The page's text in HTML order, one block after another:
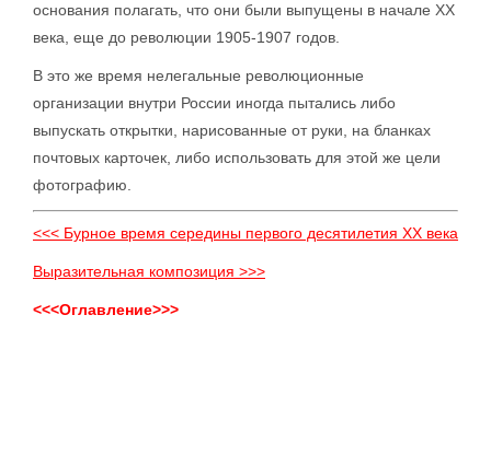
основания полагать, что они были выпущены в начале XX
века, еще до революции 1905-1907 годов.
В это же время нелегальные революционные
организации внутри России иногда пытались либо
выпускать открытки, нарисованные от руки, на бланках
почтовых карточек, либо использовать для этой же цели
фотографию.
<<< Бурное время середины первого десятилетия XX века
Выразительная композиция >>>
<<<Оглавление>>>